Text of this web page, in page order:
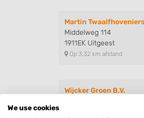
Martin Twaalfhoveniers
Middelweg 114
1911EK Uitgeest
Op 3,32 km afstand
Wijcker Groen B.V.
We use cookies